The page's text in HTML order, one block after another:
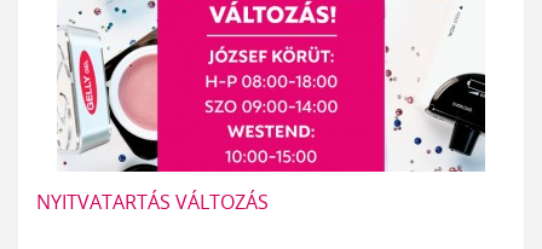
NYITVATARTÁS VÁLTOZÁS